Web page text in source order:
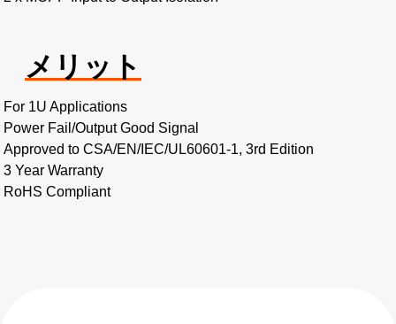
メリット
For 1U Applications
Power Fail/Output Good Signal
Approved to CSA/EN/IEC/UL60601-1, 3rd Edition
3 Year Warranty
RoHS Compliant